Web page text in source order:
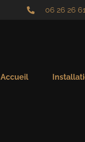
06 26 26
Accueil